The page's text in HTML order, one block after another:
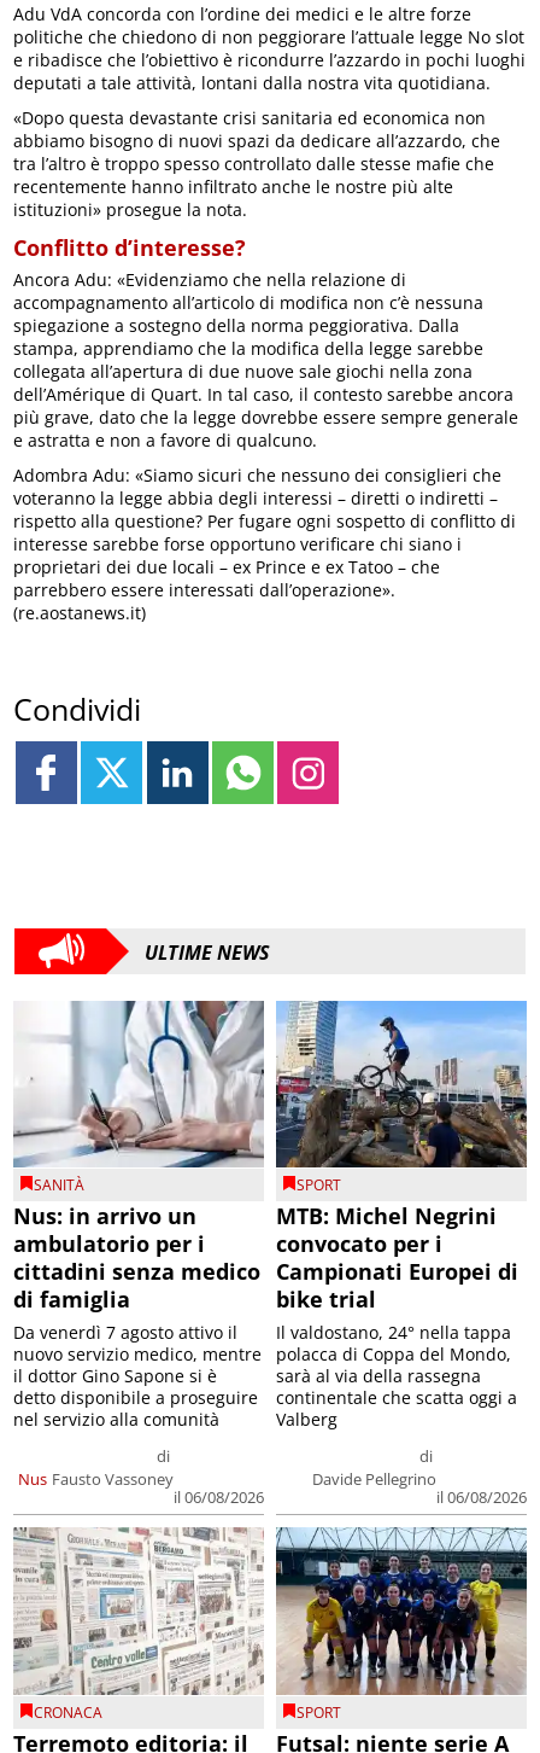
Adu VdA concorda con l’ordine dei medici e le altre forze
politiche che chiedono di non peggiorare l’attuale legge No slot
e ribadisce che l’obiettivo è ricondurre l’azzardo in pochi luoghi
deputati a tale attività, lontani dalla nostra vita quotidiana.
«Dopo questa devastante crisi sanitaria ed economica non
abbiamo bisogno di nuovi spazi da dedicare all’azzardo, che
tra l’altro è troppo spesso controllato dalle stesse mafie che
recentemente hanno infiltrato anche le nostre più alte
istituzioni» prosegue la nota.
Conflitto d’interesse?
Ancora Adu: «Evidenziamo che nella relazione di
accompagnamento all’articolo di modifica non c’è nessuna
spiegazione a sostegno della norma peggiorativa. Dalla
stampa, apprendiamo che la modifica della legge sarebbe
collegata all’apertura di due nuove sale giochi nella zona
dell’Amérique di Quart. In tal caso, il contesto sarebbe ancora
più grave, dato che la legge dovrebbe essere sempre generale
e astratta e non a favore di qualcuno.
Adombra Adu: «Siamo sicuri che nessuno dei consiglieri che
voteranno la legge abbia degli interessi – diretti o indiretti –
rispetto alla questione? Per fugare ogni sospetto di conflitto di
interesse sarebbe forse opportuno verificare chi siano i
proprietari dei due locali – ex Prince e ex Tatoo – che
parrebbero essere interessati dall’operazione».
(re.aostanews.it)
Condividi
ULTIME NEWS
SANITÀ
Nus: in arrivo un
ambulatorio per i
cittadini senza medico
di famiglia
Nus
di
Fausto Vassoney
il 06/08/2026
Da venerdì 7 agosto attivo il
nuovo servizio medico, mentre
il dottor Gino Sapone si è
detto disponibile a proseguire
nel servizio alla comunità
SPORT
MTB: Michel Negrini
convocato per i
Campionati Europei di
bike trial
di
Davide Pellegrino
il 06/08/2026
Il valdostano, 24° nella tappa
polacca di Coppa del Mondo,
sarà al via della rassegna
continentale che scatta oggi a
Valberg
CRONACA
Terremoto editoria: il
SPORT
Futsal: niente serie A